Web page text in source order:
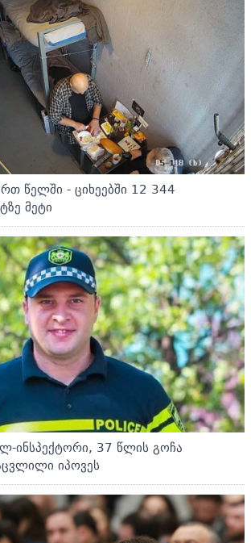
წელში - ციხეებში 12 344
მეტი
ინსპექტორი, 37 წლის გოჩა
იპოვეს